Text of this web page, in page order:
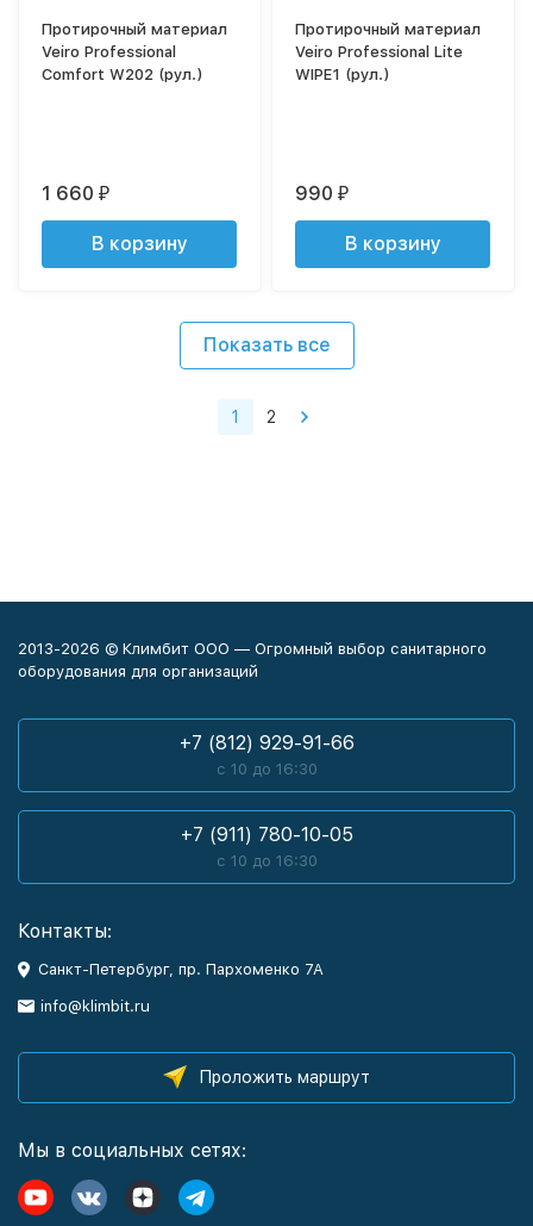
Протирочный материал
Veiro Professional
Comfort W202 (рул.)
1 660₽
В корзину
Протирочный материал
Veiro Professional Lite
WIPE1 (рул.)
990₽
В корзину
Показать все
1 2
2013-2026 © Климбит ООО — Огромный выбор санитарного
оборудования для организаций
+7 (812) 929-91-66
с 10 до 16:30
+7 (911) 780-10-05
с 10 до 16:30
Контакты:
Санкт-Петербург, пр. Пархоменко 7А
info@klimbit.ru
Проложить маршрут
Мы в социальных сетях: